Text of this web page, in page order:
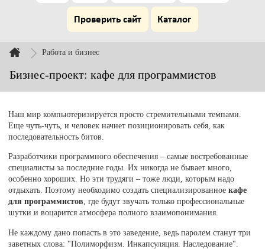
Проверить сайт Каталог
Работа и бизнес
Бизнес-проект: кафе для программистов
Наш мир компьютеризируется просто стремительными темпами.
Еще чуть-чуть, и человек начнет позиционировать себя, как
последовательность битов.
Разработчики программного обеспечения – самые востребованные
специалисты за последние годы. Их никогда не бывает много,
особенно хороших. Но эти трудяги – тоже люди, которым надо
отдыхать. Поэтому необходимо создать специализированноекафе
для программистов, где будут звучать только профессиональные
шутки и воцарится атмосфера полного взаимопонимания.
Не каждому дано попасть в это заведение, ведь паролем станут три
заветных слова: "Полиморфизм. Инкапсуляция. Наследование".